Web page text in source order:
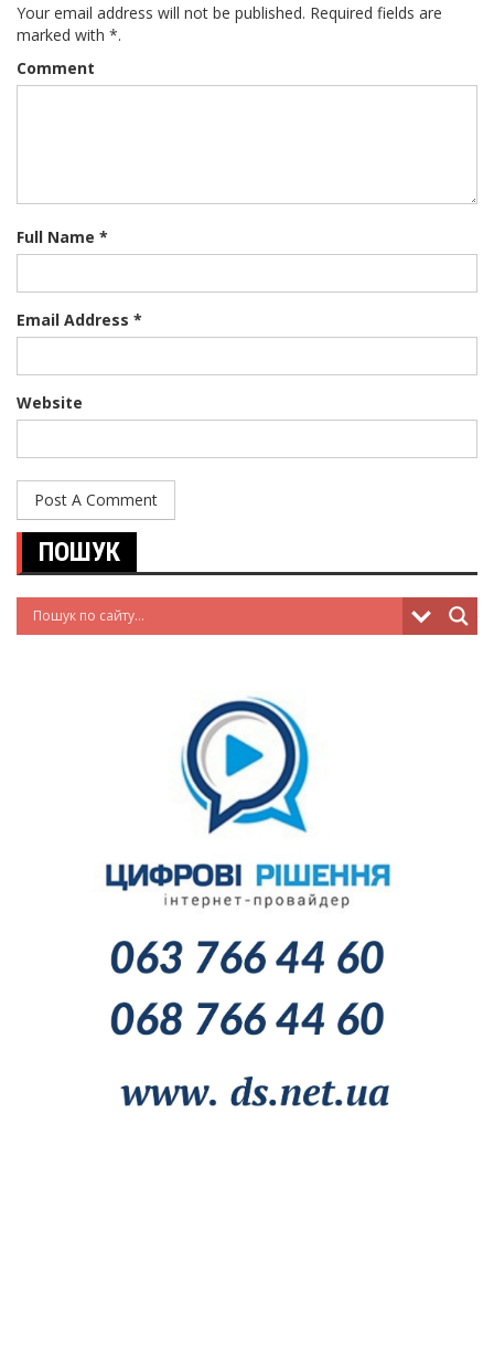
Your email address will not be published. Required fields are
marked with *.
Comment
Full Name *
Email Address *
Website
ПОШУК